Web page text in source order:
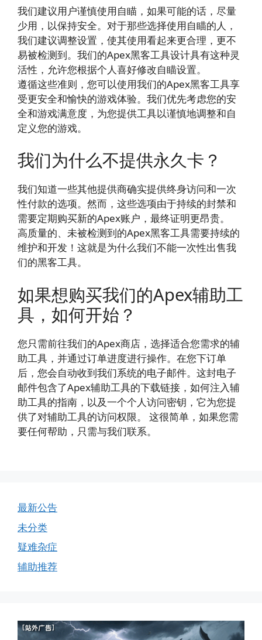
我们建议用户谨慎使用自瞄，如果可能的话，尽量
少用，以保持安全。对于那些选择使用自瞄的人，
我们建议调整设置，使其使用看起来更合理，更不
易被检测到。我们的Apex黑客工具设计具有这种灵
活性，允许您根据个人喜好修改自瞄设置。
遵循这些准则，您可以使用我们的Apex黑客工具享
受更安全和愉快的游戏体验。我们优先考虑您的安
全和游戏满意度，为您提供工具以谨慎地调整和自
定义您的游戏。
我们为什么不提供永久卡？
我们知道一些其他提供商确实提供终身访问和一次
性付款的选项。然而，这些选项由于持续的封禁和
需要定期购买新的Apex账户，最终证明更昂贵。
高质量的、未被检测到的Apex黑客工具需要持续的
维护和开发！这就是为什么我们不能一次性出售我
们的黑客工具。
如果想购买我们的Apex辅助工
具，如何开始？
您只需前往我们的Apex商店，选择适合您需求的辅
助工具，并通过订单进度进行操作。在您下订单
后，您会自动收到我们系统的电子邮件。这封电子
邮件包含了Apex辅助工具的下载链接，如何注入辅
助工具的指南，以及一个个人访问密钥，它为您提
供了对辅助工具的访问权限。 这很简单，如果您需
要任何帮助，只需与我们联系。
最新公告
未分类
疑难杂症
辅助推荐